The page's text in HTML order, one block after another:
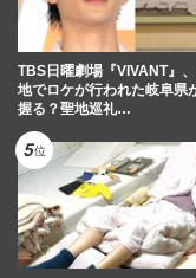
TBS日曜劇場『VIVANT』
地でロケが行われた岐阜県
握る？聖地巡礼…